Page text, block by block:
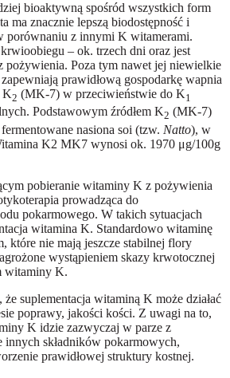
bioaktywną spośród wszystkich form
ma znacznie lepszą biodostępność i
porównaniu z innymi K witamerami.
– ok. trzech dni oraz jest
pożywienia. Poza tym nawet jej niewielkie
prawidłową gospodarkę wapnia
K2 (MK-7) w przeciwieństwie do K1
Podstawowym źródłem K2 (MK-7)
nasiona soi (tzw. Natto), w
K2 MK7 wynosi ok. 1970 μg/100g
pobieranie witaminy K z pożywienia
prowadząca do
pokarmowego. W takich sytuacjach
witamina K. Standardowo witaminę
które nie mają jeszcze stabilnej flory
wystąpieniem skazy krwotocznej
witaminy K.
suplementacja witaminą K może działać
poprawy, jakości kości. Z uwagi na to,
K idzie zazwyczaj w parze z
innych składników pokarmowych,
prawidłowej struktury kostnej.